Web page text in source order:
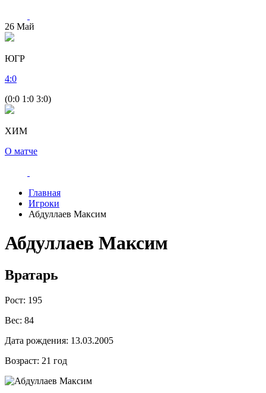
26 Май
ЮГР
4:0
(0:0 1:0 3:0)
ХИМ
О матче
Главная
Игроки
Абдуллаев Максим
Абдуллаев Максим
Вратарь
Рост: 195
Вес: 84
Дата рождения: 13.03.2005
Возраст: 21 год